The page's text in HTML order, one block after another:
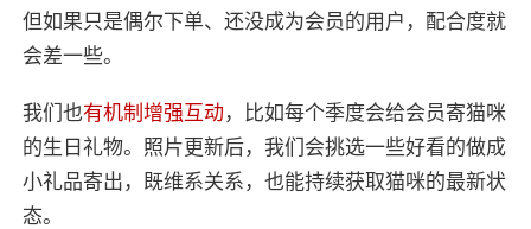
但如果只是偶尔下单、还没成为会员的用户，配合度就
会差一些。
我们也有机制增强互动 ，比如每个季度会给会员寄猫咪
的生日礼物。照片更新后，我们会挑选一些好看的做成
小礼品寄出，既维系关系，也能持续获取猫咪的最新状
态。